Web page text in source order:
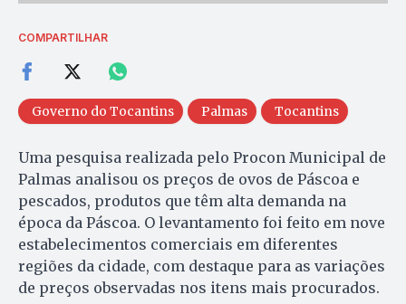
COMPARTILHAR
Governo do Tocantins Palmas Tocantins
Uma pesquisa realizada pelo Procon Municipal de
Palmas analisou os preços de ovos de Páscoa e
pescados, produtos que têm alta demanda na
época da Páscoa. O levantamento foi feito em nove
estabelecimentos comerciais em diferentes
regiões da cidade, com destaque para as variações
de preços observadas nos itens mais procurados.